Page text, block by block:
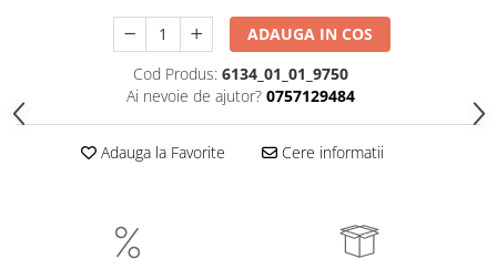
ADAUGA IN COS
Cod Produs: 6134_01_01_9750
Ai nevoie de ajutor? 0757129484
Adauga la Favorite Cere informatii